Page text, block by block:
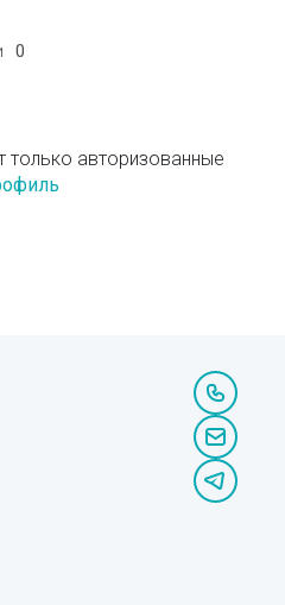
0
только авторизованные